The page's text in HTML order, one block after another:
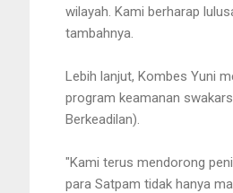
wilayah. Kami berharap
tambahnya.
Lebih lanjut, Kombes Yuni
program keamanan
Berkeadilan).
"Kami terus mendorong
para Satpam tidak hanya